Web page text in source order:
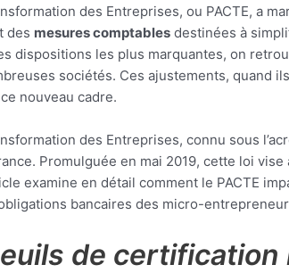
des Entreprises, ou PACTE, a
des mesures comptables destinées à
dispositions les plus marquantes, on
sociétés. Ces ajustements, quand
nouveau cadre.
des Entreprises, connu sous
Promulguée en mai 2019, cette loi
examine en détail comment le PACTE
bancaires des micro-
de